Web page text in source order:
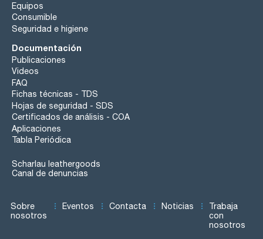
Equipos
Consumible
Seguridad e higiene
Documentación
Publicaciones
Videos
FAQ
Fichas técnicas - TDS
Hojas de seguridad - SDS
Certificados de análisis - COA
Aplicaciones
Tabla Periódica
Scharlau leathergoods
Canal de denuncias
Sobre
nosotros
Eventos Contacta Noticias
Trabaja
con
nosotros